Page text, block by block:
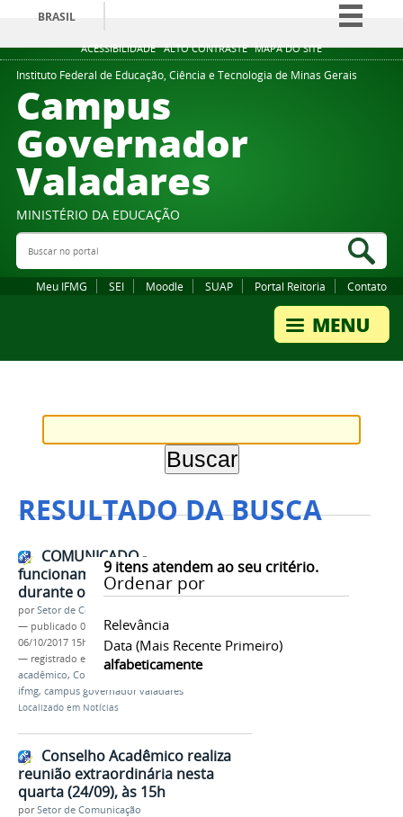
ACESSIBILIDADE ALTO CONTRASTE MAPA DO SITE
BRASIL
Simplifique!
Comunica BR
Instituto Federal de Educação, Ciência e Tecnologia de Minas Gerais
Campus
Governador
Valadares
MINISTÉRIO DA EDUCAÇÃO
Buscar no portal
Meu IFMG SEI Moodle SUAP Portal Reitoria Contato
RESULTADO DA BUSCA
9itens atendem ao seu critério.
Ordenar por
Relevância
Data (mais Recente Primeiro)
alfabeticamente
COMUNICADO -
funcionamento do Campus
durante o Recesso
porSetor de Comunicação
— publicado 06/10/2017—última modificação
06/10/2017 15h27
— registrado em:
recesso escolar
calendário
acadêmico, Conselho Acadêmico
ifmg, campus governador valadares
Localizado em Notícias
Conselho Acadêmico realiza
reunião extraordinária nesta
quarta (24/09), às 15h
porSetor de Comunicação